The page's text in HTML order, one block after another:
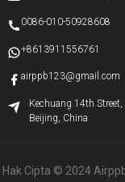
0086-010-50928608
+8613911556761
airppb123@gmail.com
Kechuang 14th
Beijing, China
Hak Cipta © 2024